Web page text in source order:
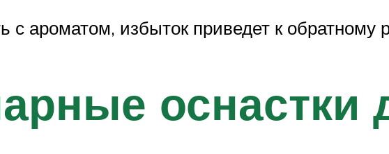
ароматом, избыток приведет к обратному
оснастки